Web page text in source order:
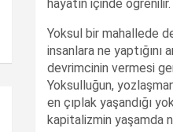
hayatın içinde öğrenilir.
Yoksul bir mahallede
insanlara ne yaptığını
devrimcinin vermesi
Yoksulluğun,
en çıplak yaşandığı
kapitalizmin yaşamda